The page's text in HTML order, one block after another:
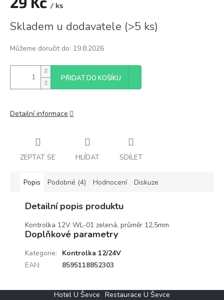
/ ks
cena:
Skladem u dodavatele (>5 ks)
Můžeme doručit do: 19.8.2026
PŘIDAT DO KOŠÍKU
Detailní informace
ZEPTAT SE HLÍDAT SDÍLET
Popis Podobné (4) Hodnocení Diskuze
Detailní popis produktu
Kontrolka 12V WL-01 zelená, průměr 12,5mm
Doplňkové parametry
Kategorie:
Kontrolka 12/24V
EAN: 8595118852303
Hotel U Ševce Restaurace U Ševce